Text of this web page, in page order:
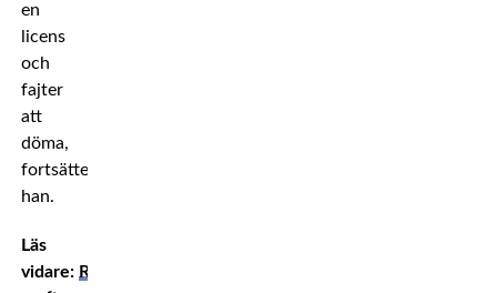
en
licens
och
fajter
att
döma,
fortsätter
han.
Läs
vidare: Rasar